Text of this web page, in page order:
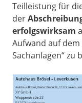
Teilleistung für
der
erfolgswirksam
Aufwand auf
Sachanlagen“ zu